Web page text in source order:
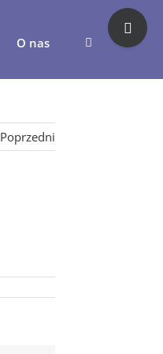
O nas
Poprzedni
Toggle
Sliding
Bar